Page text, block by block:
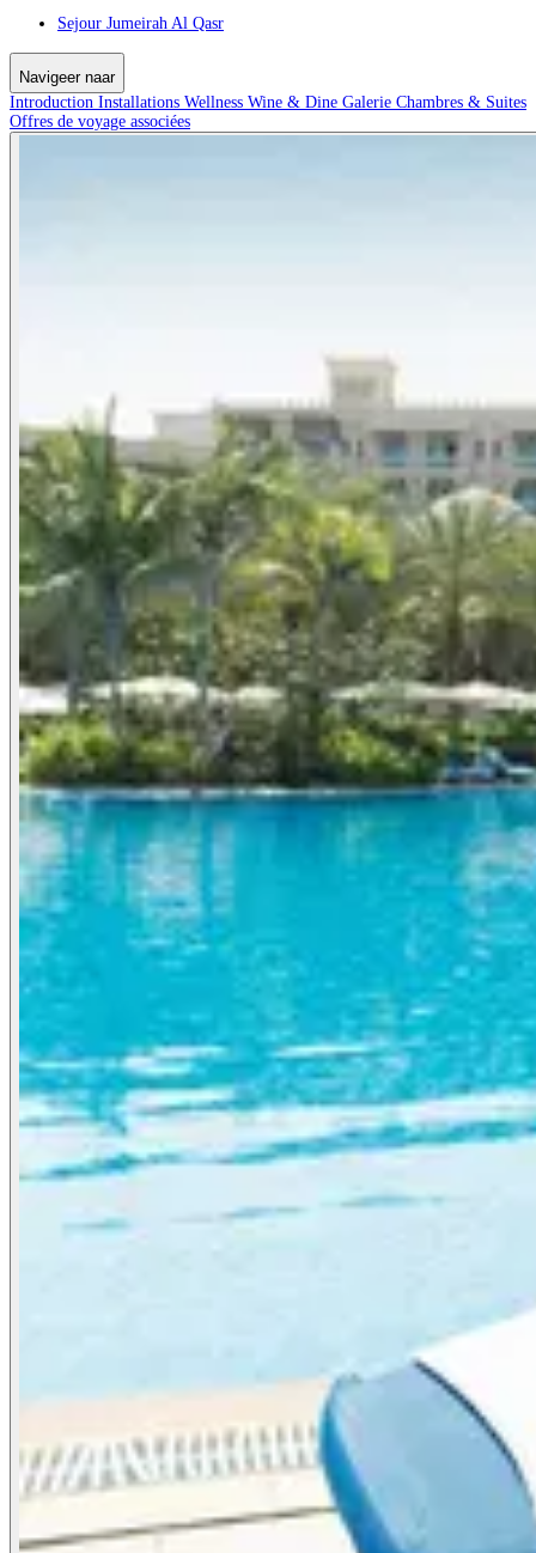
Sejour Jumeirah Al Qasr
Navigeer naar
Introduction Installations Wellness Wine & Dine Galerie Chambres & Suites
Offres de voyage associées